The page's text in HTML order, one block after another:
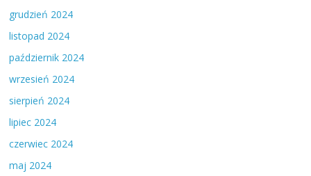
grudzień 2024
listopad 2024
październik 2024
wrzesień 2024
sierpień 2024
lipiec 2024
czerwiec 2024
maj 2024